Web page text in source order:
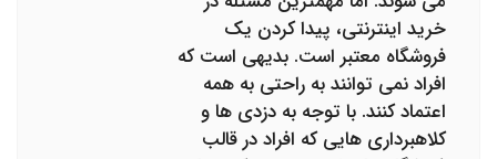
خرید اینترنتی، پیدا کردن یک
فروشگاه معتبر است. بدیهی است که
افراد نمی توانند به راحتی به همه
اعتماد کنند. با توجه به دزدی ها و
کلاهبرداری هایی که افراد در قالب